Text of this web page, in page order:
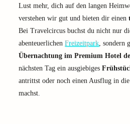
Lust mehr, dich auf den langen
verstehen wir gut und bieten dir einen
Bei Travelcircus buchst du nicht nur
abenteuerlichen Freizeitpark, sondern
Übernachtung im Premium Hotel
nächsten Tag ein ausgiebiges
antrittst oder noch einen Ausflug in
machst.